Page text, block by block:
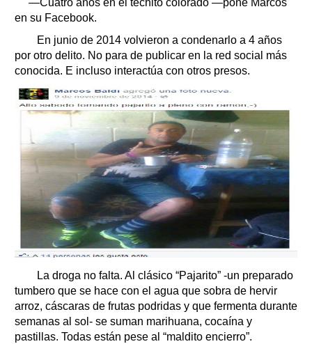
en su Facebook.
En junio de 2014 volvieron a condenarlo a 4 años
por otro delito. No para de publicar en la red social más
conocida. E incluso interactúa con otros presos.
La droga no falta. Al clásico “Pajarito” -un preparado
tumbero que se hace con el agua que sobra de hervir
arroz, cáscaras de frutas podridas y que fermenta durante
semanas al sol- se suman marihuana, cocaína y
pastillas. Todas están pese al “maldito encierro”.